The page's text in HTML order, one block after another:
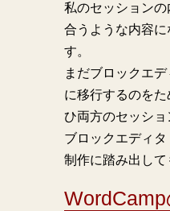
私のセッション
合うような内容に
す。
まだブロックエ
に移行するのを
ひ両方のセッショ
ブロックエディ
制作に踏み出して